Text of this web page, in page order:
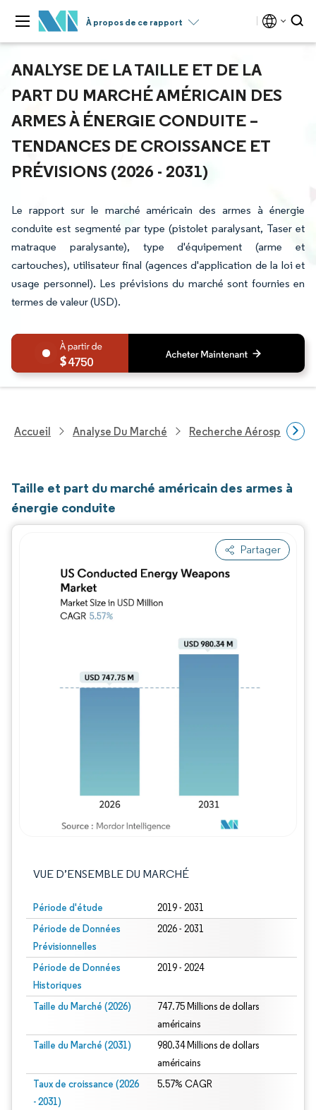
À propos de ce rapport
ANALYSE DE LA TAILLE ET DE LA
PART DU MARCHÉ AMÉRICAIN DES
ARMES À ÉNERGIE CONDUITE –
TENDANCES DE CROISSANCE ET
PRÉVISIONS (2026 - 2031)
Le rapport sur le marché américain des armes à énergie
conduite est segmenté par type (pistolet paralysant, Taser et
matraque paralysante), type d'équipement (arme et
cartouches), utilisateur final (agences d'application de la loi et
usage personnel). Les prévisions du marché sont fournies en
termes de valeur (USD).
4750
Accueil Analyse Du Marché Recherche Aérospatiale
Taille et part du marché américain des armes à
énergie conduite
Partager
VUE D’ENSEMBLE DU MARCHÉ
Période d'étude 2019 - 2031
Période de Données
Prévisionnelles
2026 - 2031
Période de Données
Historiques
2019 - 2024
Taille du Marché (2026)
747.75 Millions de dollars
américains
Taille du Marché (2031)
980.34 Millions de dollars
américains
Taux de croissance (2026
- 2031)
5.57% CAGR